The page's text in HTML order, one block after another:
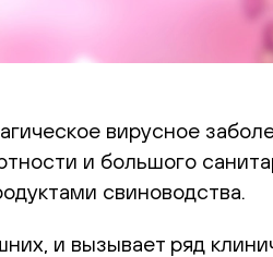
вирусное
и большого
свиноводства.
и вызывает ряд